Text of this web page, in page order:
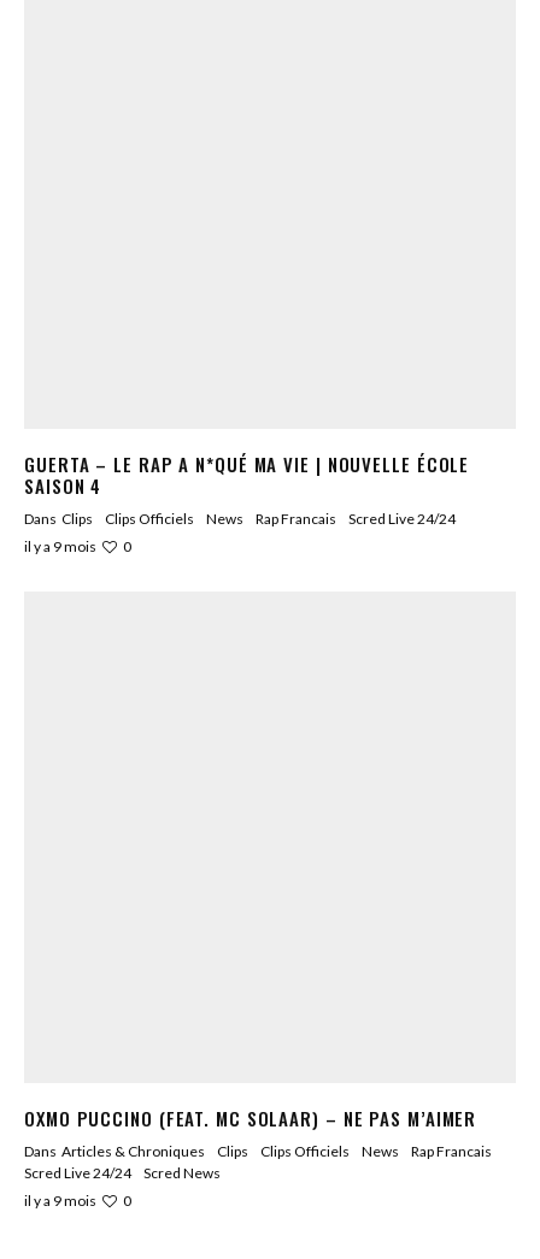
GUERTA – LE RAP A N*QUÉ MA VIE | NOUVELLE ÉCOLE
SAISON 4
Dans Clips Clips Officiels News Rap Francais
Scred Live 24/24
il y a 9 mois
0
OXMO PUCCINO (FEAT. MC SOLAAR) – NE PAS M’AIMER
Dans Articles & Chroniques Clips Clips Officiels News
Rap Francais
Scred Live 24/24
Scred News
il y a 9 mois
0